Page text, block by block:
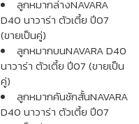
ลูกหมากล่างNAVARA
D40 นาวาร่า ตัวเตี้ย ปี07
(ขายเป็นคู่)
ลูกหมากบนNAVARA D40
นาวาร่า ตัวเตี้ย ปี07 (ขายเป็น
คู่)
ลูกหมากคันชักสั้นNAVARA
D40 นาวาร่า ตัวเตี้ย ปี07